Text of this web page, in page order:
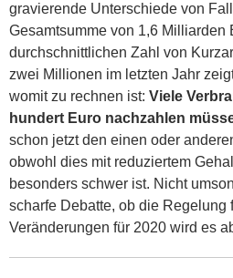
gravierende Unterschiede von
Gesamtsumme von 1,6 Milliarden
durchschnittlichen Zahl von
zwei Millionen im letzten Jahr
womit zu rechnen ist: Viele
hundert Euro nachzahlen
schon jetzt den einen oder
obwohl dies mit reduziertem
besonders schwer ist. Nicht
scharfe Debatte, ob die Regelung
Veränderungen für 2020 wird es